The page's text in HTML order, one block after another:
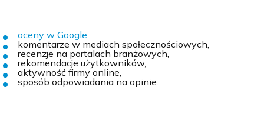
oceny w Google,
komentarze w mediach społecznościowych,
recenzje na portalach branżowych,
rekomendacje użytkowników,
aktywność firmy online,
sposób odpowiadania na opinie.